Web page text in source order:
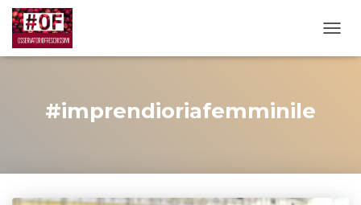
#imprendioriafemminile